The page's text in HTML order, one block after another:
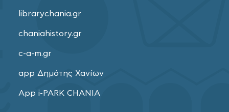
librarychania.gr
chaniahistory.gr
c-a-m.gr
app Δημότης Χανίων
App i-PARK CHANIA